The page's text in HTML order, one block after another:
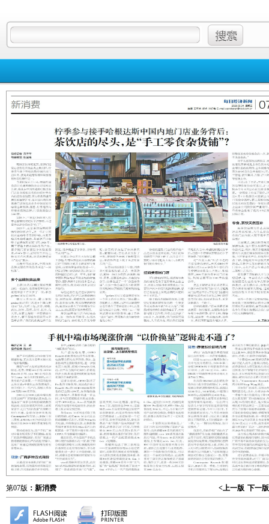
第07版 ：新消费 下一
<上一版